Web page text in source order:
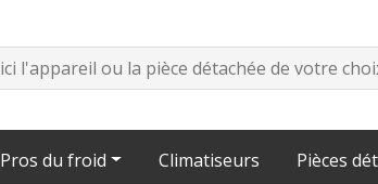
Pros du froid Climatiseurs Pièces